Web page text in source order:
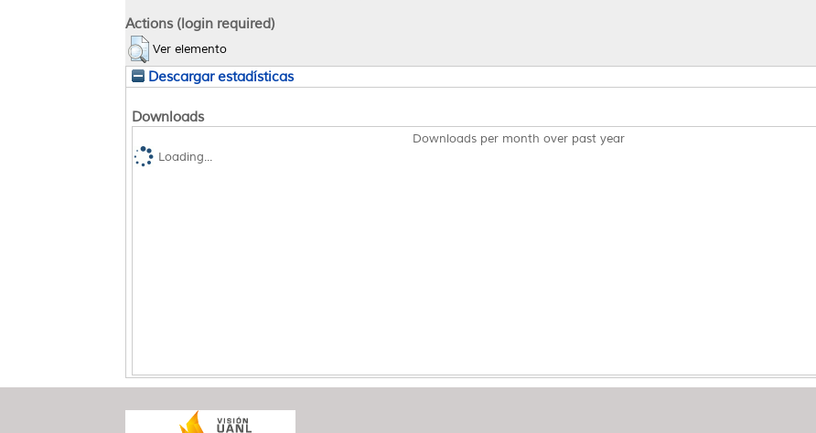
Actions (login required)
Ver elemento
Descargar estadísticas
Downloads
Downloads per month over past year
Loading...